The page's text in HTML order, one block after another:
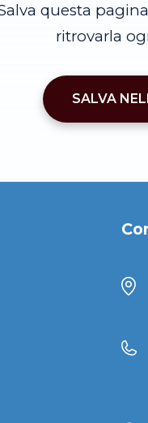
questa pagina
ritrovarla
SALVA